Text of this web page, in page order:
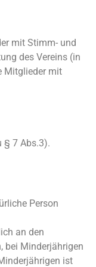
mit Stimm- und
des Vereins (in
Mitglieder mit
§ 7 Abs.3).
Person
an den
bei Minderjährigen
ist